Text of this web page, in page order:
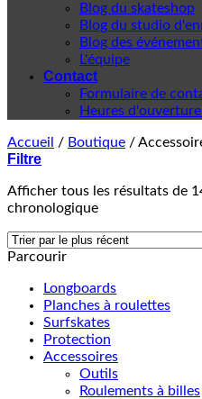
Blog du skateshop
Blog du studio
Blog des
L'équipe
Contact
Formulaire de
Heures
Accueil / Boutique /
Filtre
Afficher tous les résultats de
chronologique
Parcourir
Longboards
Planches à roulettes
Surfskates
Protection
Accessoires
Outils
Roulements à billes